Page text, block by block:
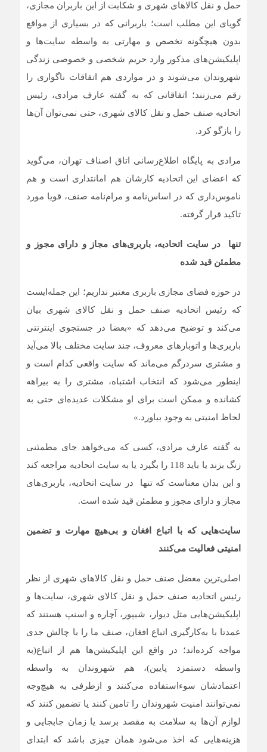
حمل و نقل کالاهای شهری و شکایت از این باربران مجازی،
گویای این مطلب است؛ باربرانی که در بسیاری از مواقع
بدون هیچگونه تخصص و مهارتی به واسطه سایت‌ها و
اپلیکیشن‌های مذکور وارد حریم شخصی و خصوصی زندگی
شهروندان می‌شوند و در مواردی هم اتفاقات ناگواری را
رقم می‌زنند؛ اتفاقاتی که به گفته عارف مرادی، رئیس
اتحادیه صنف حمل و نقل کالای شهری، حتی نمی‌توان آن‌ها
را بازگو کرد.
مرادی به پایگاه اطلاع‌رسانی اتاق اصناف تهران، می‌گوید
که اعضای این اتحادیه کارشان هم امانتداری است و هم
ناموس‌داری که در اساس‌نامه و مرام‌نامه صنف، قویا مورد
تاکید قرار گرفته.
تنها در سایت اتحادیه، باربری‌های مجاز و دارای مجوز و
مطمئن قید شده
در حوزه فضای مجازی باربری معتبر نداریم؛ این جمله‌ایست
که رئیس اتحادیه صنف حمل و نقل کالای شهری بیان
می‌کند و توضیح می‌دهد که «بعضا در جستجوی اینترنتی
باربری‌ها و اتوبارهای معروف، چند سایت مختلف بالا می‌آید
و مشتری سردرگم می‌ماند که سایت واقعی کدام است و
اینطور می‌شود که انتخاب اشتباه، مشتری را به بیراهه
کشانده و ممکن است برای او مشکلات عدیده‌ای حتی به
لحاظ امنیتی به وجود بیاورد.»
به گفته عارف مرادی، کسی که می‌خواهد جای مطمئنی
زنگ بزند یا باید 118 را بگیرد یا به سایت اتحادیه مراجعه کند
و این بدان معناست که تنها در سایت اتحادیه، باربری‌های
مجاز و دارای مجوز و مطمئن قید شده است.
سایت‌هایی که با اتباع افغان و بی‌هیچ مهارت و تضمین
امنیتی فعالیت می‌کنند
اصلی‌ترین معضل صنف حمل و نقل کالاهای شهری از نظر
رئیس اتحادیه صنف حمل و نقل کالای شهری، سایت‌ها و
اپلیکیشن‌هایی مثل دیوار، شیپور، آچاره و اسنپ هستند که
عمدتا با به‌کارگیری اتباع افغان، صنف ما را با چالش جدی
مواجه کرده‌اند؛ در واقع این اپلیکیشن‌ها هم از اتباع(به
واسطه دستمزد پایین)، هم شهروندان به واسطه
اعتمادشان سوءاستفاده می‌کنند و ازطرفی به هیچ‌وجه
نمی‌توانند امنیت شهروندان را تامین کنند یا تضمین کنند که
لوازم آن‌ها به سلامت به مقصد برسد یا زمان جابجایی و
هزینه‌هایی که اخذ می‌شود همان چیزی باشد که ابتدای